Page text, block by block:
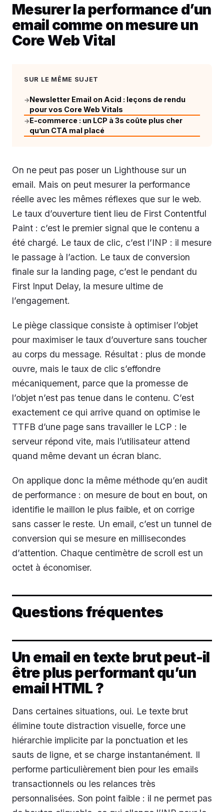
Mesurer la performance d’un
email comme on mesure un
Core Web Vital
SUR LE MÊME SUJET
→Newsletter Email on Acid : leçons de rendu
pour vos Core Web Vitals
→E-commerce : un LCP à 3s coûte plus cher
qu’un CTA mal placé
On ne peut pas poser un Lighthouse sur un
email. Mais on peut mesurer la performance
réelle avec les mêmes réflexes que sur le web.
Le taux d’ouverture tient lieu de First Contentful
Paint : c’est le premier signal que le contenu a
été chargé. Le taux de clic, c’est l’INP : il mesure
le passage à l’action. Le taux de conversion
finale sur la landing page, c’est le pendant du
First Input Delay, la mesure ultime de
l’engagement.
Le piège classique consiste à optimiser l’objet
pour maximiser le taux d’ouverture sans toucher
au corps du message. Résultat : plus de monde
ouvre, mais le taux de clic s’effondre
mécaniquement, parce que la promesse de
l’objet n’est pas tenue dans le contenu. C’est
exactement ce qui arrive quand on optimise le
TTFB d’une page sans travailler le LCP : le
serveur répond vite, mais l’utilisateur attend
quand même devant un écran blanc.
On applique donc la même méthode qu’en audit
de performance : on mesure de bout en bout, on
identifie le maillon le plus faible, et on corrige
sans casser le reste. Un email, c’est un tunnel de
conversion qui se mesure en millisecondes
d’attention. Chaque centimètre de scroll est un
octet à économiser.
Questions fréquentes
Un email en texte brut peut-il
être plus performant qu’un
email HTML ?
Dans certaines situations, oui. Le texte brut
élimine toute distraction visuelle, force une
hiérarchie implicite par la ponctuation et les
sauts de ligne, et se charge instantanément. Il
performe particulièrement bien pour les emails
transactionnels ou les relances très
personnalisées. Son point faible : il ne permet pas